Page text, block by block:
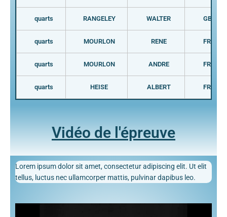
quarts RANGELEY WALTER GBR
quarts MOURLON RENE FRA
quarts MOURLON ANDRE FRA
quarts HEISE ALBERT FRA
Vidéo de l'épreuve
Lorem ipsum dolor sit amet, consectetur adipiscing elit. Ut elit
tellus, luctus nec ullamcorper mattis, pulvinar dapibus leo.